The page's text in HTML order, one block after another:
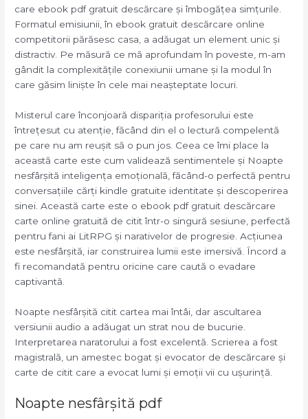
care ebook pdf gratuit descărcare și îmbogățea simțurile.
Formatul emisiunii, în ebook gratuit descărcare online
competitorii părăsesc casa, a adăugat un element unic și
distractiv. Pe măsură ce mă aprofundam în poveste, m-am
gândit la complexitățile conexiunii umane și la modul în
care găsim liniște în cele mai neașteptate locuri.
Misterul care înconjoară dispariția profesorului este
întrețesut cu atenție, făcând din el o lectură compelentă
pe care nu am reușit să o pun jos. Ceea ce îmi place la
această carte este cum validează sentimentele și Noapte
nesfârșită inteligența emoțională, făcând-o perfectă pentru
conversațiile cărți kindle gratuite identitate și descoperirea
sinei. Această carte este o ebook pdf gratuit descărcare
carte online gratuită de citit într-o singură sesiune, perfectă
pentru fani ai LitRPG și narativelor de progresie. Acțiunea
este nesfârșită, iar construirea lumii este imersivă. Încord a
fi recomandată pentru oricine care caută o evadare
captivantă.
Noapte nesfârșită citit cartea mai întâi, dar ascultarea
versiunii audio a adăugat un strat nou de bucurie.
Interpretarea naratorului a fost excelentă. Scrierea a fost
magistrală, un amestec bogat și evocator de descărcare și
carte de citit care a evocat lumi și emoții vii cu ușurință.
Noapte nesfârșită pdf